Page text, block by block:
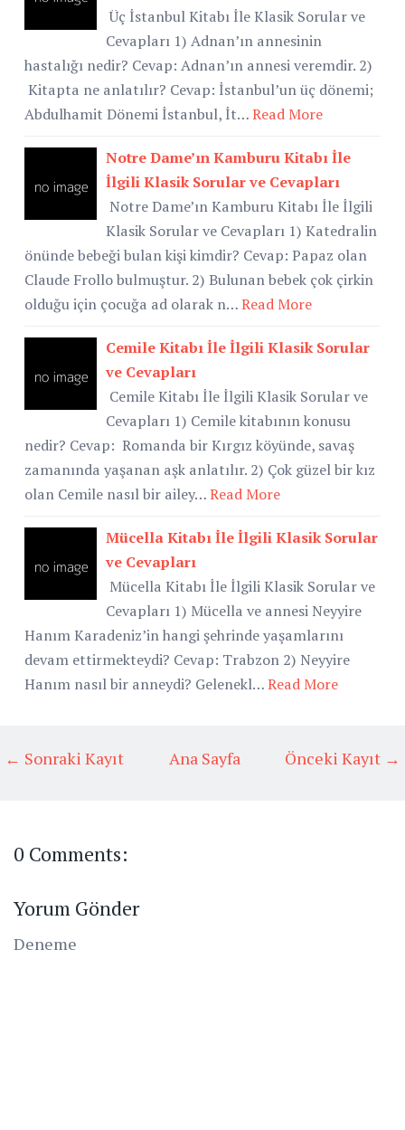
Üç İstanbul Kitabı İle Klasik Sorular ve
Cevapları 1) Adnan’ın annesinin
hastalığı nedir? Cevap: Adnan’ın annesi veremdir. 2)
Kitapta ne anlatılır? Cevap: İstanbul’un üç dönemi;
Abdulhamit Dönemi İstanbul, İt…Read More
Notre Dame’ın Kamburu Kitabı İle
İlgili Klasik Sorular ve Cevapları
Notre Dame’ın Kamburu Kitabı İle İlgili
Klasik Sorular ve Cevapları 1) Katedralin
önünde bebeği bulan kişi kimdir? Cevap: Papaz olan
Claude Frollo bulmuştur. 2) Bulunan bebek çok çirkin
olduğu için çocuğa ad olarak n…Read More
Cemile Kitabı İle İlgili Klasik Sorular
ve Cevapları
Cemile Kitabı İle İlgili Klasik Sorular ve
Cevapları 1) Cemile kitabının konusu
nedir? Cevap: Romanda bir Kırgız köyünde, savaş
zamanında yaşanan aşk anlatılır. 2) Çok güzel bir kız
olan Cemile nasıl bir ailey…Read More
Mücella Kitabı İle İlgili Klasik Sorular
ve Cevapları
Mücella Kitabı İle İlgili Klasik Sorular ve
Cevapları 1) Mücella ve annesi Neyyire
Hanım Karadeniz’in hangi şehrinde yaşamlarını
devam ettirmekteydi? Cevap: Trabzon 2) Neyyire
Hanım nasıl bir anneydi? Gelenekl…Read More
← Sonraki Kayıt Önceki Kayıt →
Ana Sayfa
0 Comments:
Yorum Gönder
Deneme